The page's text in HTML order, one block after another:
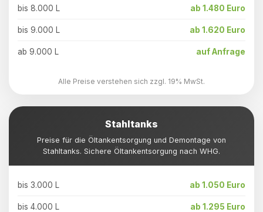
bis 8.000 L ab 1.480 Euro
bis 9.000 L ab 1.620 Euro
ab 9.000 L auf Anfrage
Alle Preise verstehen sich zzgl. 19% MwSt.
Stahltanks
Preise für die Öltankentsorgung und Demontage von
Stahltanks. Sichere Öltankentsorgung nach WHG.
bis 3.000 L ab 1.050 Euro
bis 4.000 L ab 1.295 Euro